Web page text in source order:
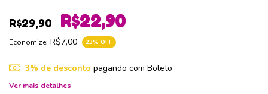
R$29,90 R$22,90
Economize: R$7,00 23% OFF
3% de desconto pagando com Boleto
Ver mais detalhes